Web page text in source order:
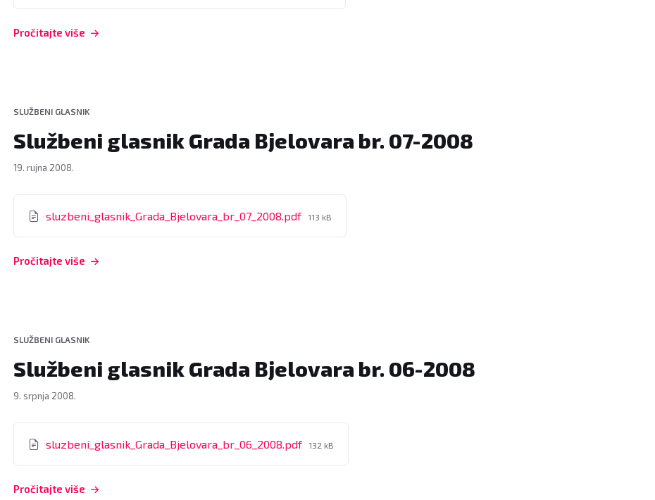
Pročitajte više
SLUŽBENI GLASNIK
Službeni glasnik Grada Bjelovara br. 07-2008
19. rujna 2008.
sluzbeni_glasnik_Grada_Bjelovara_br_07_2008.pdf File
113 kB
Pročitajte više
SLUŽBENI GLASNIK
Službeni glasnik Grada Bjelovara br. 06-2008
9. srpnja 2008.
sluzbeni_glasnik_Grada_Bjelovara_br_06_2008.pdf File
132 kB
Pročitajte više